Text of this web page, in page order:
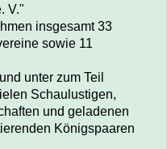
V."
insgesamt 33
sowie 11
unter zum Teil
Schaulustigen,
und geladenen
Königspaaren